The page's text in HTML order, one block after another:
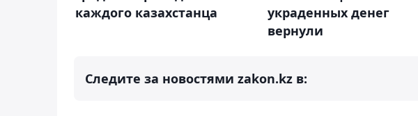
каждого казахстанца
украденных денег
вернули
Следите за новостями zakon.kz в: